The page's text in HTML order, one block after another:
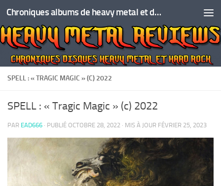
Skip to content Chroniques albums de heavy metal et de hard rock
SPELL : « TRAGIC MAGIC » (C) 2022
SPELL : « Tragic Magic » (c) 2022
PAR EAD666 · PUBLIÉ OCTOBRE 28, 2022 · MIS À JOUR FÉVRIER 25, 2023